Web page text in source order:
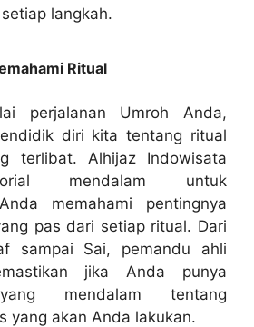
langkah.
Ritual
perjalanan Umroh Anda,
diri kita tentang ritual
terlibat. Alhijaz Indowisata
mendalam untuk
memahami pentingnya
pas dari setiap ritual. Dari
sampai Sai, pemandu ahli
jika Anda punya
mendalam tentang
yang akan Anda lakukan.